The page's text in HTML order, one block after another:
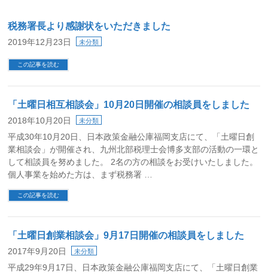
税務署長より感謝状をいただきました
2019年12月23日 未分類
この記事を読む
「土曜日相互相談会」10月20日開催の相談員をしました
2018年10月20日 未分類
平成30年10月20日、日本政策金融公庫福岡支店にて、「土曜日創
業相談会」が開催され、九州北部税理士会博多支部の活動の一環と
して相談員を努めました。 2名の方の相談をお受けいたしました。
個人事業を始めた方は、まず税務署 …
この記事を読む
「土曜日創業相談会」9月17日開催の相談員をしました
2017年9月20日 未分類
平成29年9月17日、日本政策金融公庫福岡支店にて、「土曜日創業